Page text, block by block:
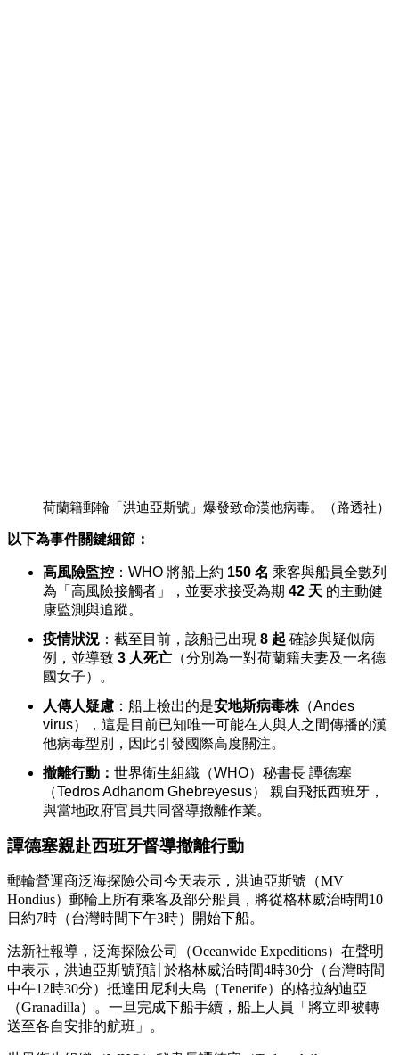
荷蘭籍郵輪「洪迪亞斯號」爆發致命漢他病毒。（路透社）
以下為事件關鍵細節：
高風險監控 ：WHO 將船上約 150 名 乘客與船員全數列
為「高風險接觸者」，並要求接受為期 42 天 的主動健
康監測與追蹤。
疫情狀況 ：截至目前，該船已出現 8 起 確診與疑似病
例，並導致 3 人死亡 （分別為一對荷蘭籍夫妻及一名德
國女子）。
人傳人疑慮 ：船上檢出的是安地斯病毒株 （Andes
virus），這是目前已知唯一可能在人與人之間傳播的漢
他病毒型別，因此引發國際高度關注。
撤離行動： 世界衛生組織（WHO）秘書長 譚德塞
（Tedros Adhanom Ghebreyesus） 親自飛抵西班牙，
與當地政府官員共同督導撤離作業。
譚德塞親赴西班牙督導撤離行動
郵輪營運商泛海探險公司今天表示，洪迪亞斯號（MV
Hondius）郵輪上所有乘客及部分船員，將從格林威治時間10
日約7時（台灣時間下午3時）開始下船。
法新社報導，泛海探險公司（Oceanwide Expeditions）在聲明
中表示，洪迪亞斯號預計於格林威治時間4時30分（台灣時間
中午12時30分）抵達田尼利夫島（Tenerife）的格拉納迪亞
（Granadilla）。一旦完成下船手續，船上人員「將立即被轉
送至各自安排的航班」。